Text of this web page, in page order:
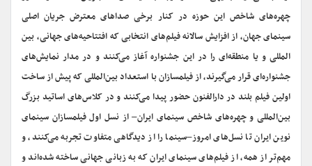
چهره‌های شاخص این حوزه در کنار برخی صداهای معترض جریان اصلی
سینمای جهان، از افزایش سالانه فیلم‌های انتخابی که افتتاحیه‌های جهانی، بین
المللی و یا منطقه‌ای را در این جشنواره آغاز می‌کنند و در مدار نمایش‌های
جشنواره‌ای قرار می‌گیرند، از فیلمسازان با استعداد بین‌المللی که پیش از ساخت
اولین فیلم بلند در دارالفنون حضور پیدا می‌کنند و در کلاس‌های اساتید بزرگ
بین‌المللی و چهره‌های شاخص سینمای ایران– از نسل اول فیلمسازان سینمای
نوین ایران تا نسل‌های امروز–سینما را از دیدگاهی متفاوت تجربه می‌کنند، و
مهم‌تر از همه، از فیلم‌های سینمای ایران که به زبانی جهانی ساخته شده‌اند و